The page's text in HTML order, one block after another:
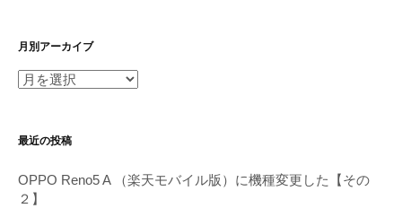
月別アーカイブ
月
ー
イ
ブ
最近の投稿
OPPO Reno5 A （楽天モバイル版）に機種変更した【その
２】